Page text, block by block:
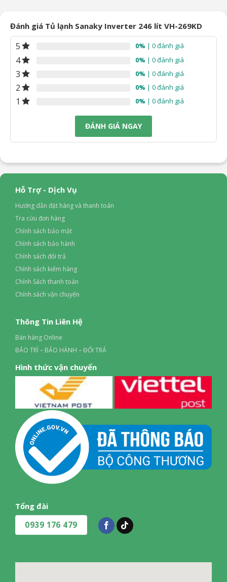
Đánh giá Tủ lạnh Sanaky Inverter 246 lít VH-269KD
5 0% | 0 đánh giá
4 0% | 0 đánh giá
3 0% | 0 đánh giá
2 0% | 0 đánh giá
1 0% | 0 đánh giá
ĐÁNH GIÁ NGAY
Hỗ Trợ - Dịch Vụ
Hướng dẫn đặt hàng và thanh toán
Tra cứu đơn hàng
Chính sách bảo mật
Chính sách bảo hành
Chính sách đổi trả
Chính sách kiểm hàng
Chính Sách thanh toán
Chính sách vận chuyển
Thông Tin Liên Hệ
Bán hàng Online
BẢO TRÌ – BẢO HÀNH – ĐỔI TRẢ
Hình thức vận chuyển
Tổng đài
0939 176 479